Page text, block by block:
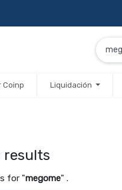
Coinp Liquidación
results
for "megome" .